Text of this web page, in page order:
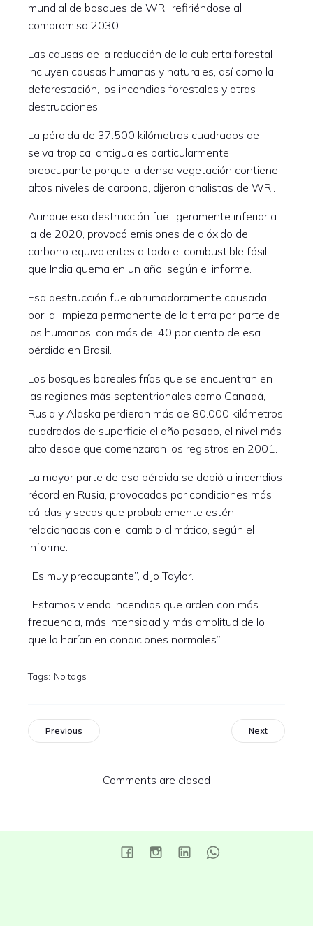
mundial de bosques de WRI, refiriéndose al
compromiso 2030.
Las causas de la reducción de la cubierta forestal
incluyen causas humanas y naturales, así como la
deforestación, los incendios forestales y otras
destrucciones.
La pérdida de 37.500 kilómetros cuadrados de
selva tropical antigua es particularmente
preocupante porque la densa vegetación contiene
altos niveles de carbono, dijeron analistas de WRI.
Aunque esa destrucción fue ligeramente inferior a
la de 2020, provocó emisiones de dióxido de
carbono equivalentes a todo el combustible fósil
que India quema en un año, según el informe.
Esa destrucción fue abrumadoramente causada
por la limpieza permanente de la tierra por parte de
los humanos, con más del 40 por ciento de esa
pérdida en Brasil.
Los bosques boreales fríos que se encuentran en
las regiones más septentrionales como Canadá,
Rusia y Alaska perdieron más de 80.000 kilómetros
cuadrados de superficie el año pasado, el nivel más
alto desde que comenzaron los registros en 2001.
La mayor parte de esa pérdida se debió a incendios
récord en Rusia, provocados por condiciones más
cálidas y secas que probablemente estén
relacionadas con el cambio climático, según el
informe.
“Es muy preocupante”, dijo Taylor.
“Estamos viendo incendios que arden con más
frecuencia, más intensidad y más amplitud de lo
que lo harían en condiciones normales”.
Tags: No tags
Previous Next
Comments are closed